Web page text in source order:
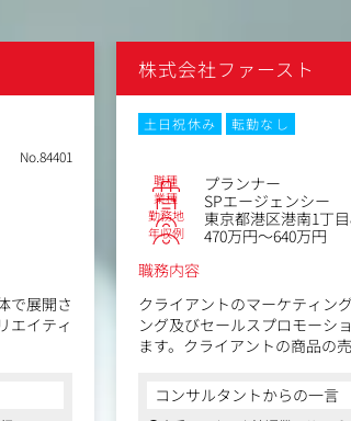
No.84401
で展開さ
エイティ
ティ制
株式会社ファースト
土日祝休み 転勤なし
職種 プランナー
業種 SPエージェンシー
勤務地 東京都港区港南1丁
年収例
470万円～640万円
職務内容
クライアントのマーケティン
ング及びセールスプロモーシ
ます。クライアントの商品の
営業部門のヒアリング情報を
コンサルタントからの一言